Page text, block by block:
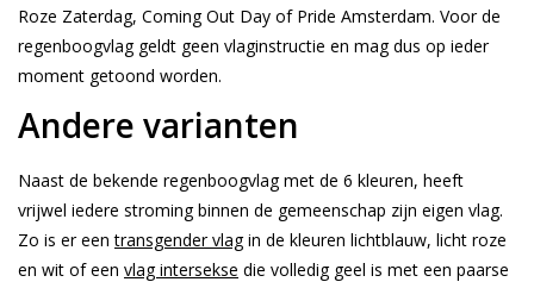
Roze Zaterdag, Coming Out Day of Pride Amsterdam. Voor de
regenboogvlag geldt geen vlaginstructie en mag dus op ieder
moment getoond worden.
Andere varianten
Naast de bekende regenboogvlag met de 6 kleuren, heeft
vrijwel iedere stroming binnen de gemeenschap zijn eigen vlag.
Zo is er eentransgender vlagin de kleuren lichtblauw, licht roze
en wit of een vlag intersekse die volledig geel is met een paarse